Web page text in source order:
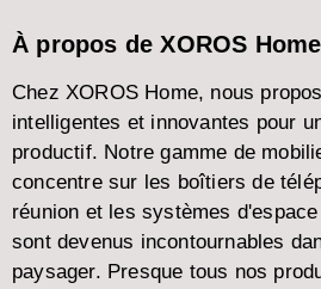
À propos de XOROS
Chez XOROS Home, nous
intelligentes et innovantes pour
productif. Notre gamme de
concentre sur les boîtiers de
réunion et les systèmes
sont devenus incontournables
paysager. Presque tous nos